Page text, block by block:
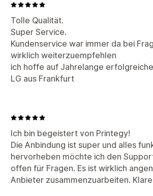
Tolle Qualität.
Super Service.
Kundenservice war immer da bei
wirklich weiterzuempfehlen
ich hoffe auf Jahrelange
LG aus Frankfurt
Ich bin begeistert von Printegy!
Die Anbindung ist super und alles
hervorheben möchte ich den
offen für Fragen. Es ist wirklich
Anbieter zusammenzuarbeiten.